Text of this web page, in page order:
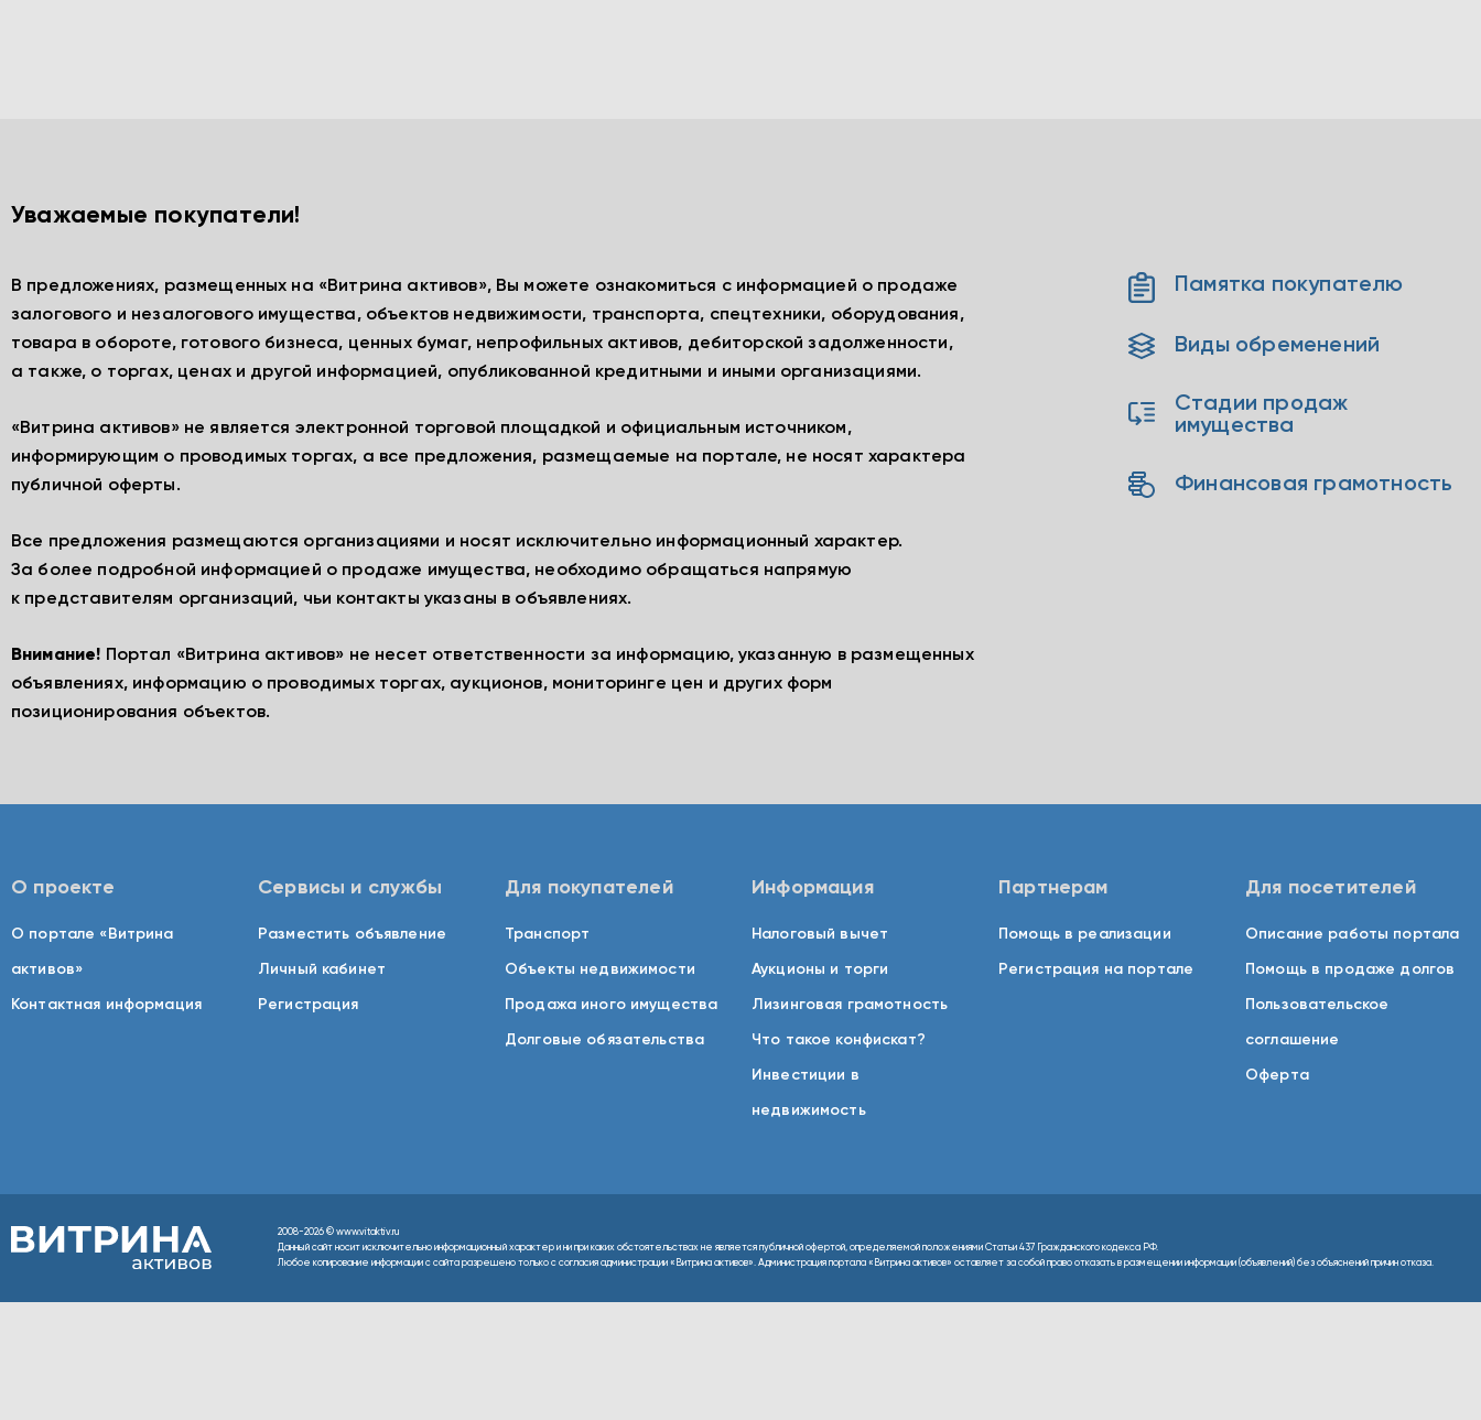
Уважаемые покупатели!
В предложениях, размещенных на «Витрина активов», Вы можете ознакомиться с информацией о продаже
залогового и незалогового имущества, объектов недвижимости, транспорта, спецтехники, оборудования,
товара в обороте, готового бизнеса, ценных бумаг, непрофильных активов, дебиторской задолженности,
а также, о торгах, ценах и другой информацией, опубликованной кредитными и иными организациями.
«Витрина активов» не является электронной торговой площадкой и официальным источником,
информирующим о проводимых торгах, а все предложения, размещаемые на портале, не носят характера
публичной оферты.
Все предложения размещаются организациями и носят исключительно информационный характер.
За более подробной информацией о продаже имущества, необходимо обращаться напрямую
к представителям организаций, чьи контакты указаны в объявлениях.
Внимание! Портал «Витрина активов» не несет ответственности за информацию, указанную в размещенных
объявлениях, информацию о проводимых торгах, аукционов, мониторинге цен и других форм
позиционирования объектов.
Памятка покупателю
Виды обременений
Стадии продаж
имущества
Финансовая грамотность
О проекте
О портале «Витрина
активов»
Контактная информация
Сервисы и службы
Разместить объявление
Личный кабинет
Регистрация
Для покупателей
Транспорт
Объекты недвижимости
Продажа иного имущества
Долговые обязательства
Информация
Налоговый вычет
Аукционы и торги
Лизинговая грамотность
Что такое конфискат?
Инвестиции в
недвижимость
Партнерам
Помощь в реализации
Регистрация на портале
Для посетителей
Описание работы портала
Помощь в продаже долгов
Пользовательское
соглашение
Оферта
2008-2026 © www.vitaktiv.ru
Данный сайт носит исключительно информационный характер и ни при каких обстоятельствах не является публичной офертой, определяемой положениями Статьи 437 Гражданского кодекса РФ.
Любое копирование информации с сайта разрешено только с согласия администрации «Витрина активов». Администрация портала «Витрина активов» оставляет за собой право отказать в размещении информации (объявлений) без объяснений причин отказа.